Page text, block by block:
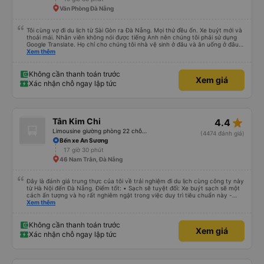
Văn Phòng Đà Nẵng
Tôi cùng vợ đi du lịch từ Sài Gòn ra Đà Nẵng. Mọi thứ đều ổn. Xe buýt mới và
thoải mái. Nhân viên không nói được tiếng Anh nên chúng tôi phải sử dụng
Google Translate. Họ chỉ cho chúng tôi nhà vệ sinh ở đâu và ăn uống ở đâu.
Xe buýt dừng 4 lần trong chuyến đi 16 giờ của chúng tôi. Chúng tôi đến sớm
nhưng chúng tôi không hiểu được tiếng Việt. Người quản lý trong khách sạn
của chúng tôi đã giúp đỡ chúng tôi.
Xem thêm
Không cần thanh toán trước
Xác nhận chỗ ngay lập tức
Xem giá
Tân Kim Chi 4.4 star_rate
(4474 đánh giá)
Bến xe An Sương
17 giờ 30 phút
46 Nam Trân, Đà Nẵng
Đây là đánh giá trung thực của tôi về trải nghiệm đi du lịch cùng công ty này
từ Hà Nội đến Đà Nẵng. Điểm tốt: • Sạch sẽ tuyệt đối: Xe buýt sạch sẽ một
cách ấn tượng và họ rất nghiêm ngặt trong việc duy trì tiêu chuẩn này -
không được phép ăn trên xe. Đây là lần đầu tiên tôi thấy sự chú trọng đến
suốt chuyến đi. • Tùy chọn sạc: Có sẵn cổng sạc USB và USB-C, đây cũng
là lần đầu tiên tôi thấy. • Môi trường yên tĩnh và thanh bình: Họ không bật
đèn không cần thiết hoặc bật nhạc lớn, giúp tôi dễ dàng thư giãn và ngủ
Xem thêm
Không cần thanh toán trước
Xác nhận chỗ ngay lập tức
Xem giá